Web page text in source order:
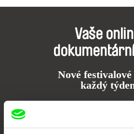
Vaše
Nové
každý
Portál DAFilms.cz je výsledkem tvůrčí
posouvat hranice dokumentárního filmu,